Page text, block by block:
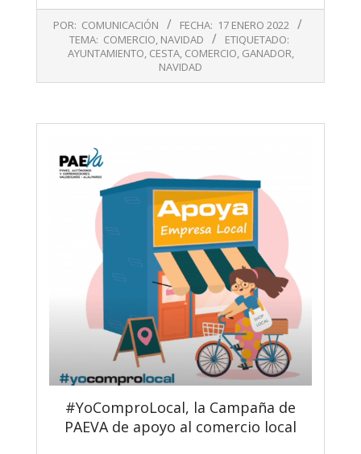
01-
POR: COMUNICACIÓN FECHA: 17 ENERO 2022
TEMA: COMERCIO, NAVIDAD
ETIQUETADO:
AYUNTAMIENTO, CESTA, COMERCIO, GANADOR,
NAVIDAD
#YoComproLocal, la Campaña de
PAEVA de apoyo al comercio local